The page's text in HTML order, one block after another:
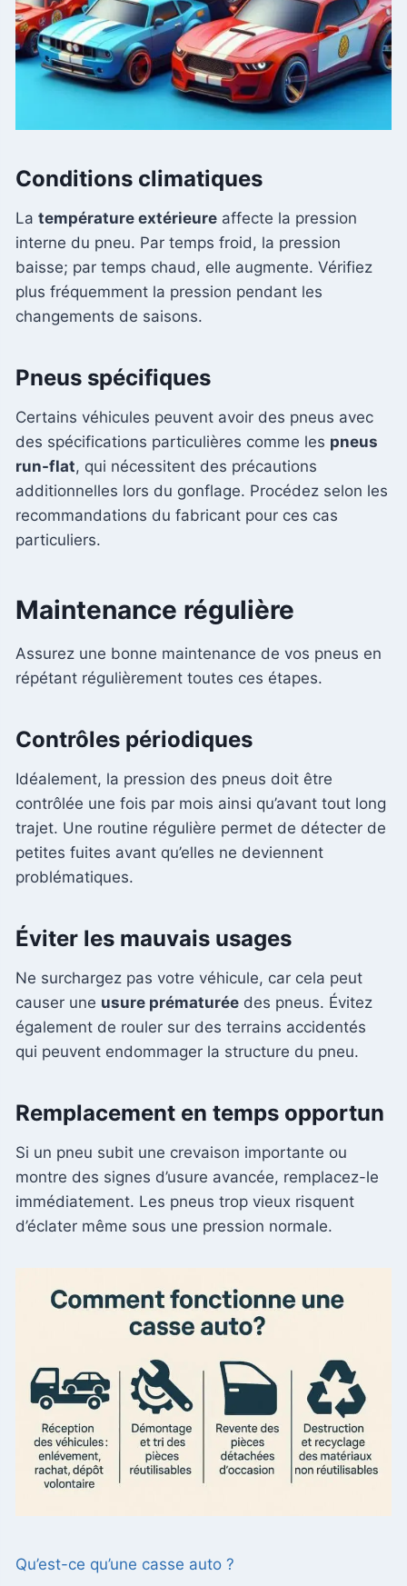
Conditions climatiques
La température extérieure affecte la pression
interne du pneu. Par temps froid, la pression
baisse; par temps chaud, elle augmente. Vérifiez
plus fréquemment la pression pendant les
changements de saisons.
Pneus spécifiques
Certains véhicules peuvent avoir des pneus avec
des spécifications particulières comme les pneus
run-flat, qui nécessitent des précautions
additionnelles lors du gonflage. Procédez selon les
recommandations du fabricant pour ces cas
particuliers.
Maintenance régulière
Assurez une bonne maintenance de vos pneus en
répétant régulièrement toutes ces étapes.
Contrôles périodiques
Idéalement, la pression des pneus doit être
contrôlée une fois par mois ainsi qu’avant tout long
trajet. Une routine régulière permet de détecter de
petites fuites avant qu’elles ne deviennent
problématiques.
Éviter les mauvais usages
Ne surchargez pas votre véhicule, car cela peut
causer une usure prématurée des pneus. Évitez
également de rouler sur des terrains accidentés
qui peuvent endommager la structure du pneu.
Remplacement en temps opportun
Si un pneu subit une crevaison importante ou
montre des signes d’usure avancée, remplacez-le
immédiatement. Les pneus trop vieux risquent
d’éclater même sous une pression normale.
Qu’est-ce qu’une casse auto ?